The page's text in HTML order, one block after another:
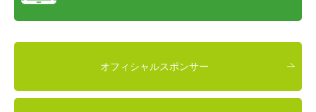
オフィシャルスポンサー